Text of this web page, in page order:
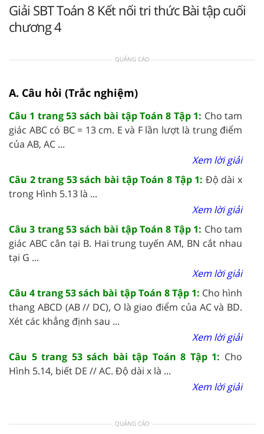
Giải SBT Toán 8 Kết nối tri thức Bài tập cuối
chương 4
QUẢNG CÁO
A. Câu hỏi (Trắc nghiệm)
Câu 1 trang 53 sách bài tập Toán 8 Tập 1: Cho tam
giác ABC có BC = 13 cm. E và F lần lượt là trung điểm
của AB, AC ...
Xem lời giải
Câu 2 trang 53 sách bài tập Toán 8 Tập 1: Độ dài x
trong Hình 5.13 là ...
Xem lời giải
Câu 3 trang 53 sách bài tập Toán 8 Tập 1: Cho tam
giác ABC cân tại B. Hai trung tuyến AM, BN cắt nhau
tại G ...
Xem lời giải
Câu 4 trang 53 sách bài tập Toán 8 Tập 1: Cho hình
thang ABCD (AB // DC), O là giao điểm của AC và BD.
Xét các khẳng định sau ...
Xem lời giải
Câu 5 trang 53 sách bài tập Toán 8 Tập 1: Cho
Hình 5.14, biết DE // AC. Độ dài x là ...
Xem lời giải
QUẢNG CÁO